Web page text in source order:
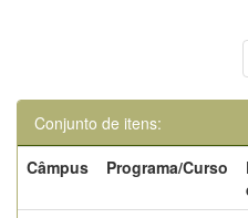
Conjunto de itens:
Câmpus
Programa/Curso